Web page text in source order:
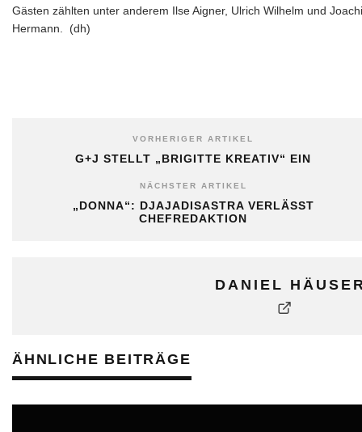
Gästen zählten unter anderem Ilse Aigner, Ulrich Wilhelm und
Hermann. (dh)
VORHERIGER ARTIKEL
G+J STELLT „BRIGITTE KREATIV“ EIN
NÄCHSTER ARTIKEL
„DONNA“: DJAJADISASTRA VERLÄSST
CHEFREDAKTION
DANIEL
ÄHNLICHE BEITRÄGE